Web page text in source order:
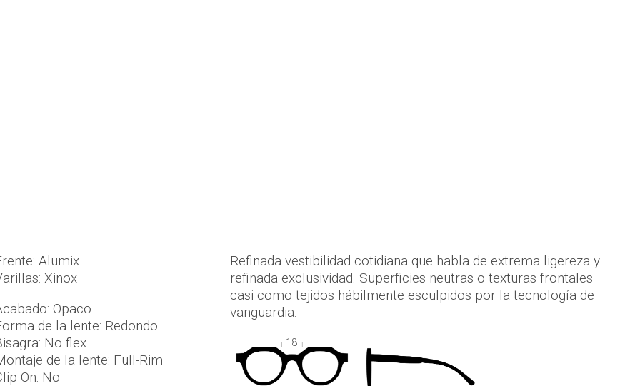
Alumix
Xinox
Opaco
de la lente: Redondo
No flex
de la lente: Full-Rim
On: No
Refinada vestibilidad cotidiana que habla de extrema ligereza y
refinada exclusividad. Superficies neutras o texturas frontales
casi como tejidos hábilmente esculpidos por la tecnología de
vanguardia.
18